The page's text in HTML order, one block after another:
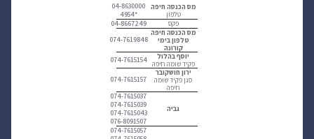
מס הכנסה חיפה
טלפון
04-8630000
*4954
פקס
04-8667249
מס הכנסה חיפה
טלפון בימי
קורונה
074-7619848
יוסף בהלול
פקיד שומה חיפה 074-7615154
ירון חושקובר
סגן פקיד שומה
חיפה
074-7615157
גביה
074-7615037
074-7615039
074-7615043
076-8091507
074-7615057